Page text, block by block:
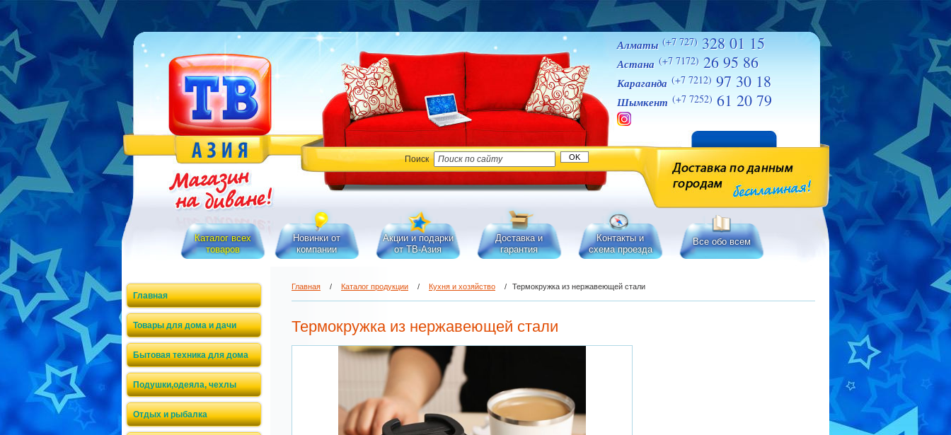
Алматы (+7 727) 328 01 15
Астана (+7 7172) 26 95 86
Караганда (+7 7212) 97 30 18
Шымкент (+7 7252) 61 20 79
Поиск
Каталог всех
товаров
Новинки от
компании
Акции и подарки
от ТВ-Азия
Доставка и
гарантия
Контакты и
схема проезда
Все обо всем
Главная
Товары для дома и дачи
Бытовая техника для дома
Подушки,одеяла, чехлы
Отдых и рыбалка
Главная / Каталог продукции / Кухня и хозяйство / Термокружка из нержавеющей стали
Термокружка из нержавеющей стали